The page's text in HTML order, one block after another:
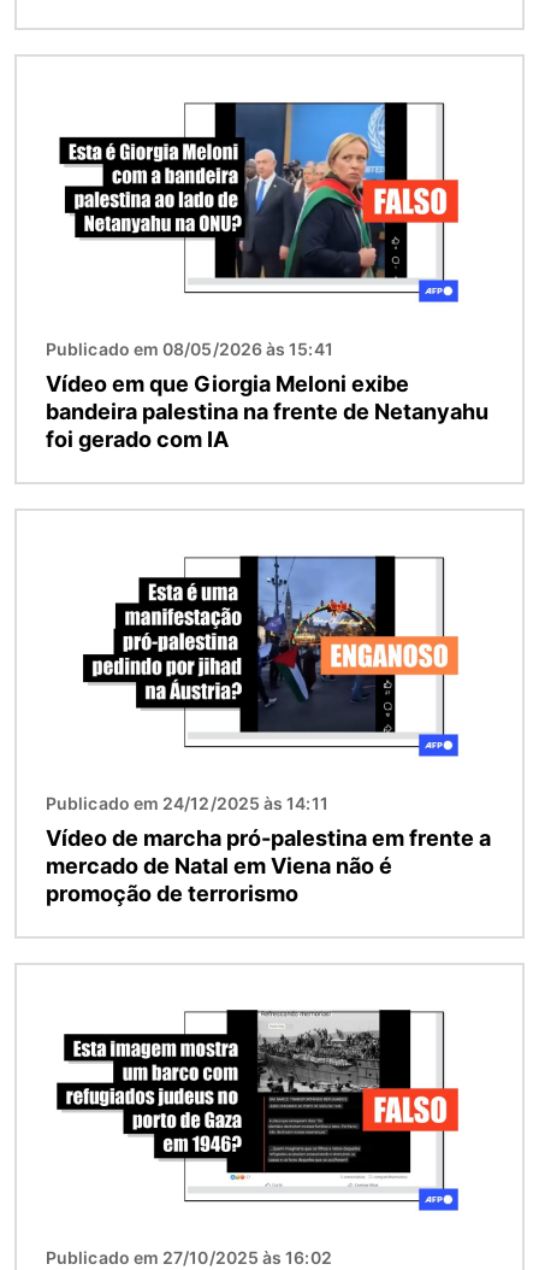
Publicado em 08/05/2026 às 15:41
Vídeo em que Giorgia Meloni exibe
bandeira palestina na frente de Netanyahu
foi gerado com IA
Publicado em 24/12/2025 às 14:11
Vídeo de marcha pró-palestina em frente a
mercado de Natal em Viena não é
promoção de terrorismo
Publicado em 27/10/2025 às 16:02